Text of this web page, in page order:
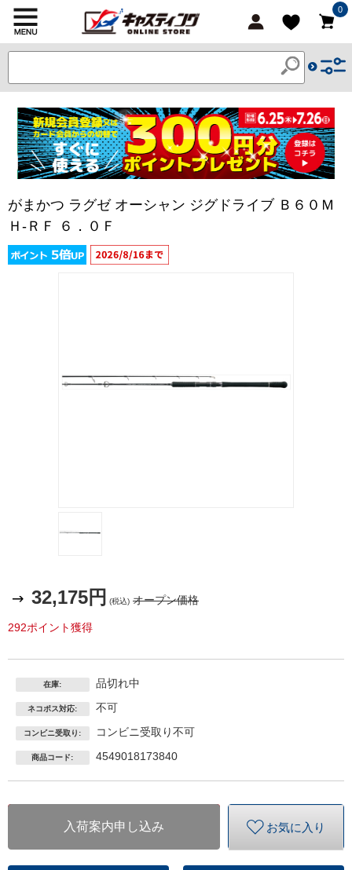
0
がまかつ ラグゼ オーシャン ジグドライブ Ｂ６０Ｍ
Ｈ-ＲＦ ６．０Ｆ
32,175円 (税込) オープン価格
292ポイント獲得
在庫: 品切れ中
ネコポス対応: 不可
コンビニ受取り: コンビニ受取り不可
商品コード: 4549018173840
入荷案内申し込み お気に入り